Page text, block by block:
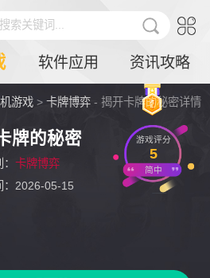
搜索关键词...
软件应用 资讯攻略
游戏 >卡牌博弈 - 揭开卡牌的秘密详情
牌的秘密
卡牌博弈
：2026-05-15
游戏评分
5
简中